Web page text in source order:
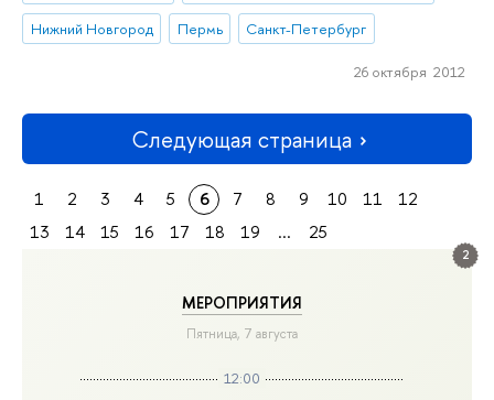
2
МЕРОПРИЯТИЯ
Пятница, 7 августа
12:00
Нижний Новгород
Пермь Санкт-Петербург
26 октября 2012
Следующая страница
1 2 3 4 5 6 7 8 9 10 11
12
13
14 15 16 17 18 19 ... 25